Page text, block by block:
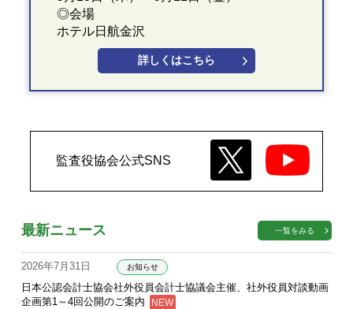
◎会場
ホテル日航金沢
詳しくはこちら
監査役協会公式SNS
最新ニュース 一覧をみる
2026年7月31日 お知らせ
日本公認会計士協会社外役員会計士協議会主催、社外役員対談動画
企画第1～4回公開のご案内